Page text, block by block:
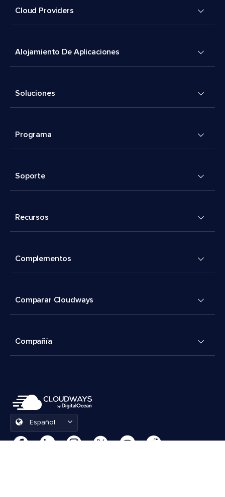
Cloud Providers
Alojamiento De Aplicaciones
Soluciones
Programa
Soporte
Recursos
Complementos
Comparar Cloudways
Compañía
Español